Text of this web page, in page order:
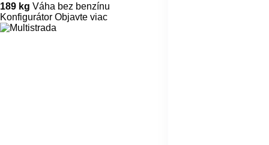
189 kg Váha bez benzínu
Konfigurátor Objavte viac